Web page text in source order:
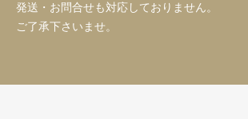
発送・お問合せも対応しておりません。
ご了承下さいませ。